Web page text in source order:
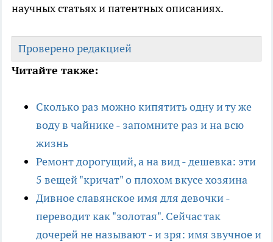
научных статьях и патентных описаниях.
Проверено редакцией
Читайте также:
Сколько раз можно кипятить одну и ту же
воду в чайнике - запомните раз и на всю
жизнь
Ремонт дорогущий, а на вид - дешевка: эти
5 вещей "кричат" о плохом вкусе хозяина
Дивное славянское имя для девочки -
переводит как "золотая". Сейчас так
дочерей не называют - и зря: имя звучное и